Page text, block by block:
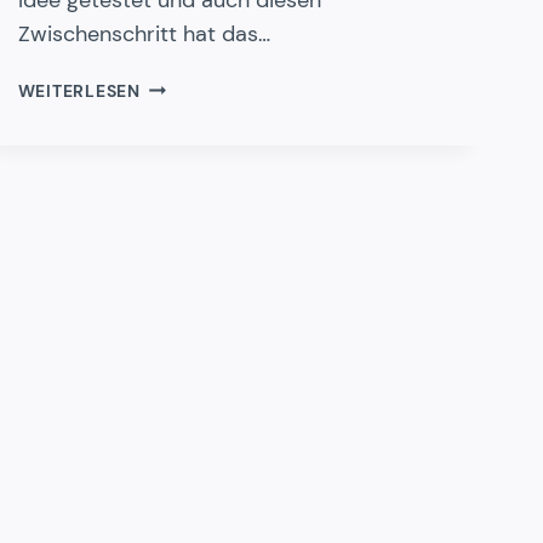
Zwischenschritt hat das…
WEITERLESENUNTERNEHMENSGEIST: